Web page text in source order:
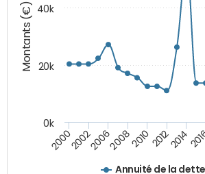
Montants (€)
Annuité de la dette
20002002200620082010 20122014
0k
20k
40k